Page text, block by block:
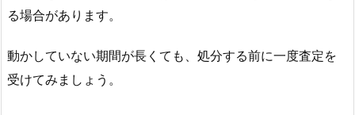
る場合があります。
動かしていない期間が長くても、処分する前に一度査定を
受けてみましょう。